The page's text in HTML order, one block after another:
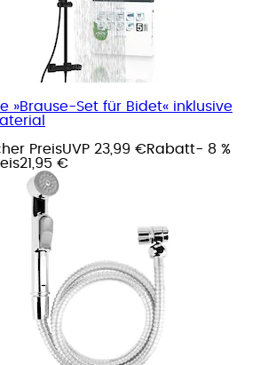
»Brause-Set für Bidet« inklusive
PreisUVP 23,99 €Rabatt- 8 %
21,95 €